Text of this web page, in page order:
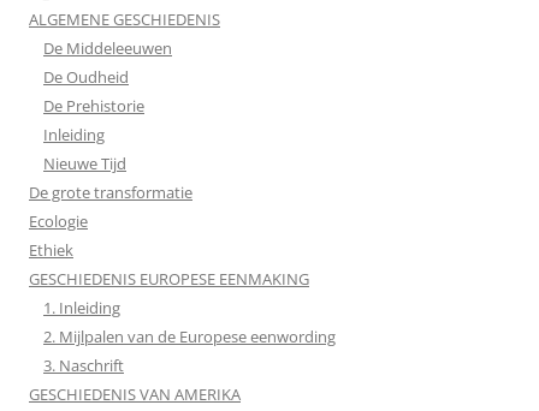
ALGEMENE GESCHIEDENIS
De Middeleeuwen
De Oudheid
De Prehistorie
Inleiding
Nieuwe Tijd
De grote transformatie
Ecologie
Ethiek
GESCHIEDENIS EUROPESE EENMAKING
1. Inleiding
2. Mijlpalen van de Europese eenwording
3. Naschrift
GESCHIEDENIS VAN AMERIKA